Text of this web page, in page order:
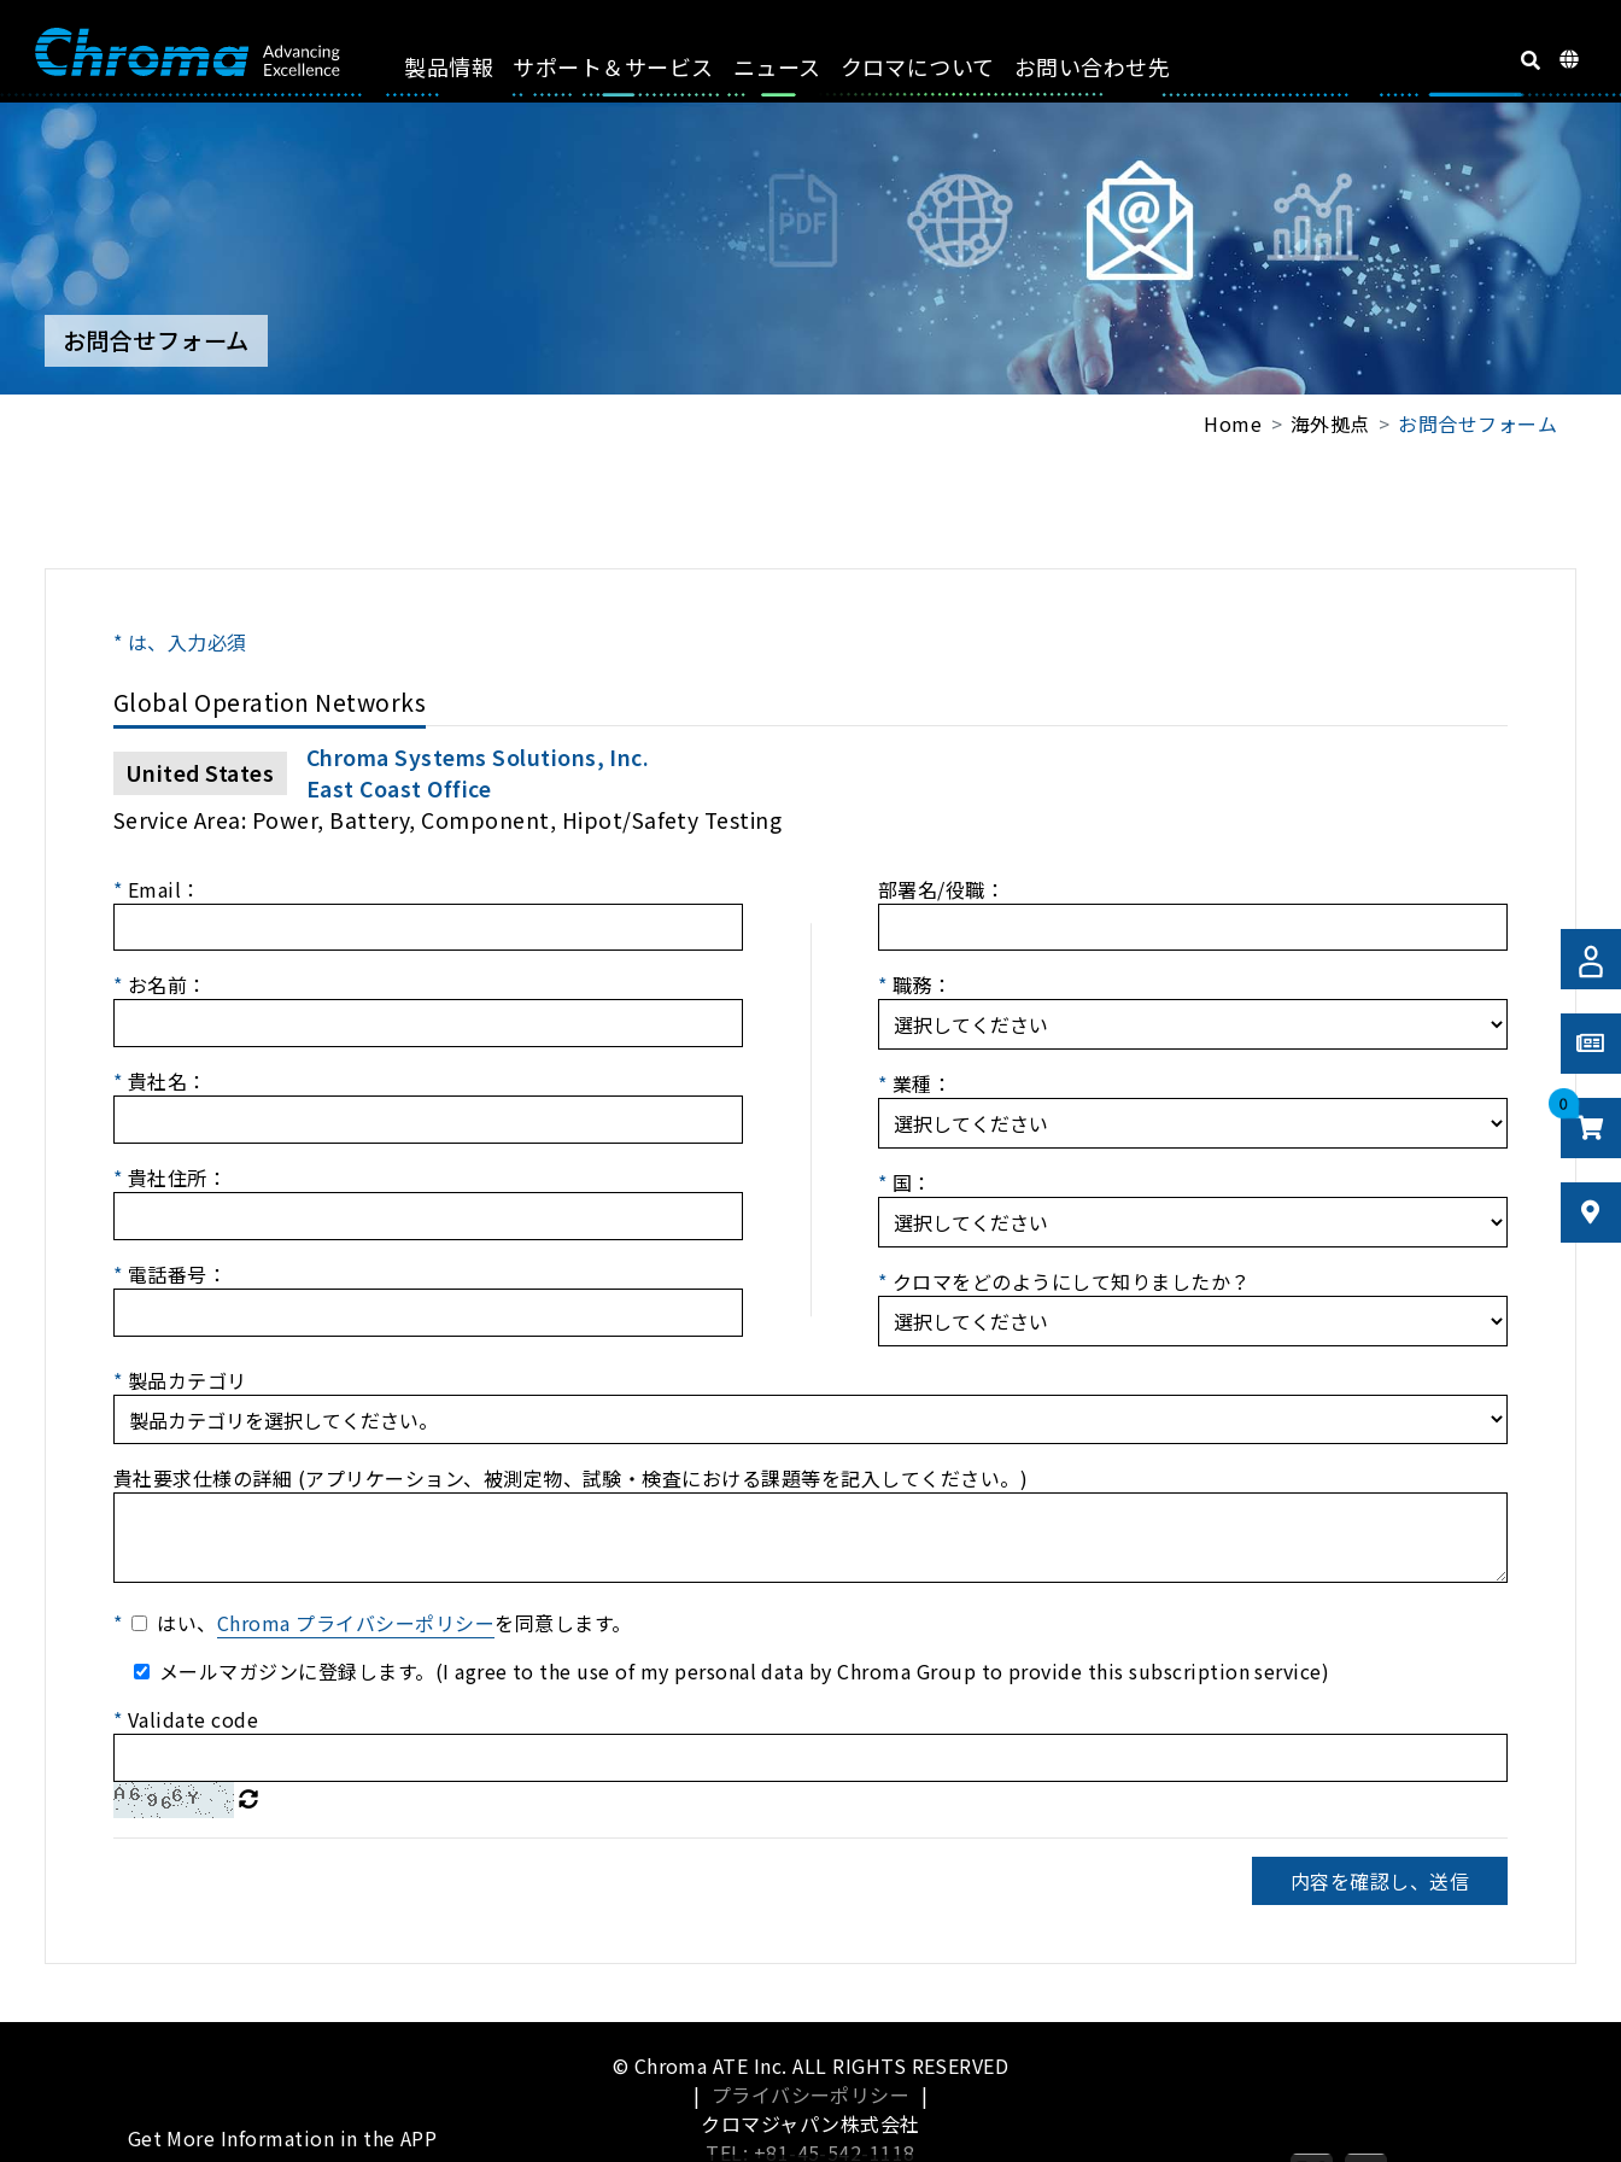
製品情報 サポート＆サービス ニュース クロマについて お問い合わせ先
0
お問合せフォーム
Home 海外拠点 お問合せフォーム
* は、入力必須
Global Operation Networks
United States
Chroma Systems Solutions, Inc.
East Coast Office
Service Area: Power, Battery, Component, Hipot/Safety Testing
* Email：
* お名前：
* 貴社名：
* 貴社住所：
* 電話番号：
部署名/役職：
* 職務：
* 業種：
* 国：
* クロマをどのようにして知りましたか？
* 製品カテゴリ
貴社要求仕様の詳細 (アプリケーション、被測定物、試験・検査における課題等を記入してください。)
* はい、 Chroma プライバシーポリシーを同意します。
メールマガジンに登録します。(I agree to the use of my personal data by Chroma Group to provide this subscription service)
* Validate code
内容を確認し、送信
Get More Information in the APP
© Chroma ATE Inc. ALL RIGHTS RESERVED
| プライバシーポリシー |
クロマジャパン株式会社
TEL: +81-45-542-1118